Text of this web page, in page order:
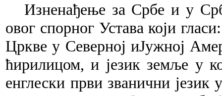
Изненађење за Србе и у
овог спорног Устава који
Цркве у Северној иЈужној
ћирилицом, и језик земље у
енглески први званични језик